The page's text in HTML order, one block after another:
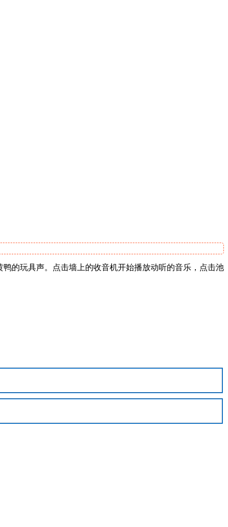
的玩具声。点击墙上的收音机开始播放动听的音乐，点击池